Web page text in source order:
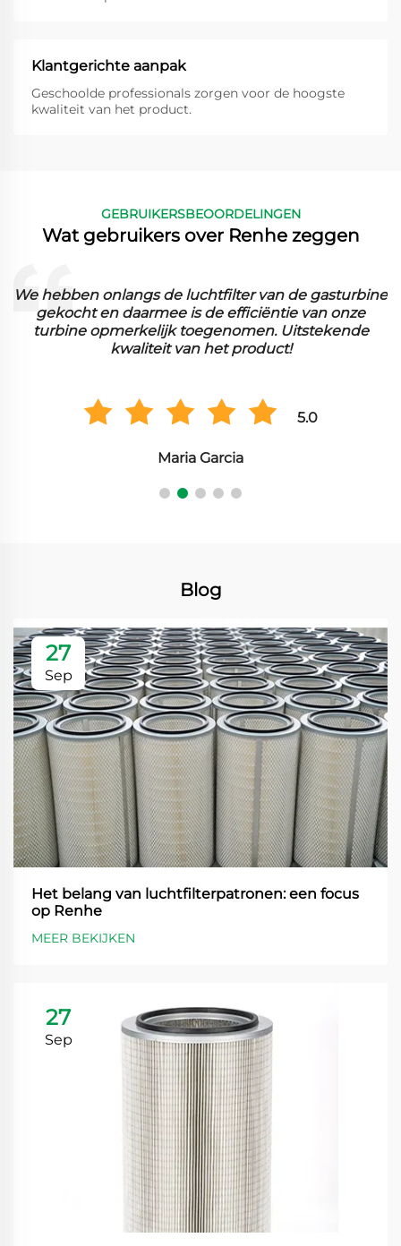
Klantgerichte aanpak
Geschoolde professionals zorgen voor de hoogste
kwaliteit van het product.
GEBRUIKERSBEOORDELINGEN
Wat gebruikers over Renhe zeggen
We hebben onlangs de luchtfilter van de gasturbine
gekocht en daarmee is de efficiëntie van onze
turbine opmerkelijk toegenomen. Uitstekende
kwaliteit van het product!
5.0
Maria Garcia
Blog
27
Sep
Het belang van luchtfilterpatronen: een focus
op Renhe
MEER BEKIJKEN
27
Sep